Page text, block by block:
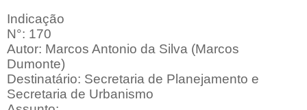
Indicação
N°: 170
Autor: Marcos Antonio da Silva (Marcos
Dumonte)
Destinatário: Secretaria de Planejamento e
Secretaria de Urbanismo